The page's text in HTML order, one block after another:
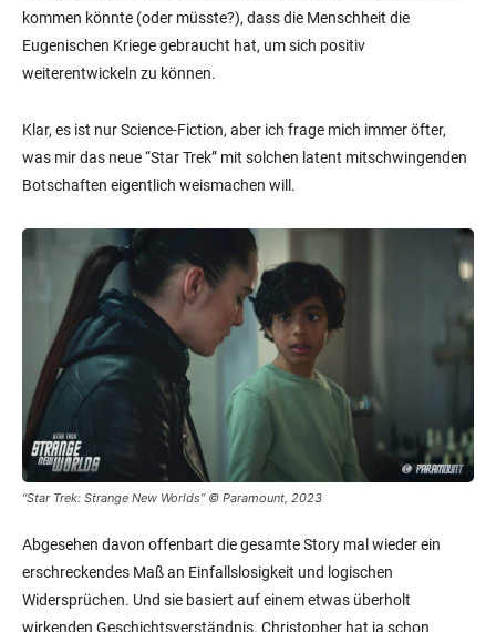
kommen könnte (oder müsste?), dass die Menschheit die
Eugenischen Kriege gebraucht hat, um sich positiv
weiterentwickeln zu können.
Klar, es ist nur Science-Fiction, aber ich frage mich immer öfter,
was mir das neue “Star Trek” mit solchen latent mitschwingenden
Botschaften eigentlich weismachen will.
“Star Trek: Strange New Worlds” © Paramount, 2023
Abgesehen davon offenbart die gesamte Story mal wieder ein
erschreckendes Maß an Einfallslosigkeit und logischen
Widersprüchen. Und sie basiert auf einem etwas überholt
wirkenden Geschichtsverständnis. Christopher hat ja schon